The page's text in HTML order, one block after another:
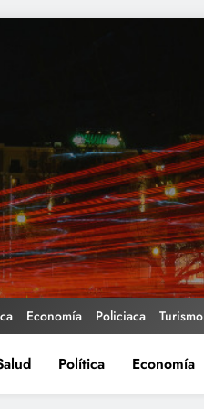
Economía Policiaca Turismo
Política Economía